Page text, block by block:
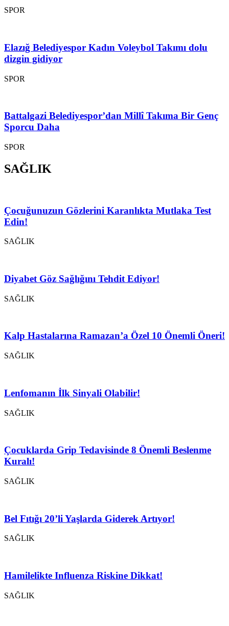
SPOR
Elazığ Belediyespor Kadın Voleybol Takımı dolu
dizgin gidiyor
SPOR
Battalgazi Belediyespor’dan Millî Takıma Bir Genç
Sporcu Daha
SPOR
SAĞLIK
Çocuğunuzun Gözlerini Karanlıkta Mutlaka Test
Edin!
SAĞLIK
Diyabet Göz Sağlığını Tehdit Ediyor!
SAĞLIK
Kalp Hastalarına Ramazan’a Özel 10 Önemli Öneri!
SAĞLIK
Lenfomanın İlk Sinyali Olabilir!
SAĞLIK
Çocuklarda Grip Tedavisinde 8 Önemli Beslenme
Kuralı!
SAĞLIK
Bel Fıtığı 20’li Yaşlarda Giderek Artıyor!
SAĞLIK
Hamilelikte Influenza Riskine Dikkat!
SAĞLIK